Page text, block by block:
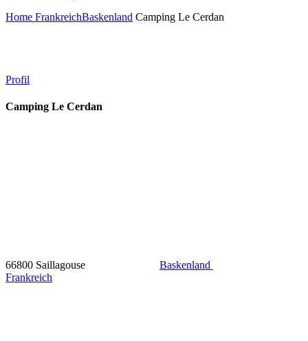
Home FrankreichBaskenland Camping Le Cerdan
Profil
Camping Le Cerdan
66800 Saillagouse
Baskenland
Frankreich